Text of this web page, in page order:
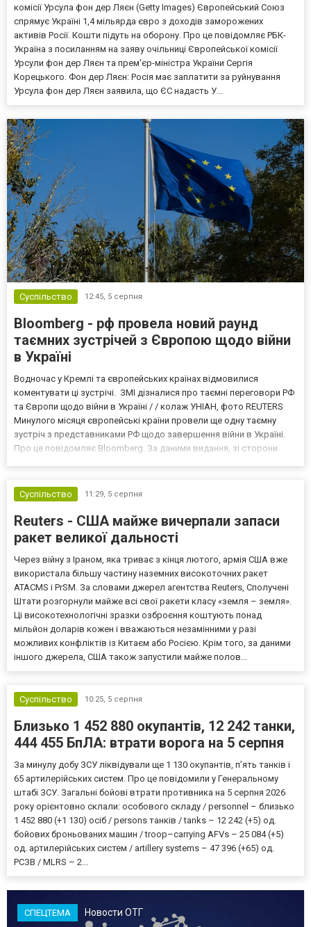
комісії Урсула фон дер Ляєн (Getty Images) Європейський Союз
спрямує Україні 1,4 мільярда євро з доходів заморожених
активів Росії. Кошти підуть на оборону. Про це повідомляє РБК-
Україна з посиланням на заяву очільниці Європейської комісії
Урсули фон дер Ляєн та прем'єр-міністра України Сергія
Корецького. Фон дер Ляєн: Росія має заплатити за руйнування
Урсула фон дер Ляєн заявила, що ЄС надасть У...
Суспільство 12:45, 5 серпня
Bloomberg - рф провела новий раунд
таємних зустрічей з Європою щодо війни
в Україні
Водночас у Кремлі та європейських країнах відмовилися
коментувати ці зустрічі. ЗМІ дізналися про таємні переговори РФ
та Європи щодо війни в Україні / / колаж УНІАН, фото REUTERS
Минулого місяця європейські країни провели ще одну таємну
зустріч з представниками РФ щодо завершення війни в Україні.
Про це повідомляє Bloomberg. За даними видання, зі сторони
Суспільство
11:29, 5 серпня
Reuters - США майже вичерпали запаси
ракет великої дальності
Через війну з Іраном, яка триває з кінця лютого, армія США вже
використала більшу частину наземних високоточних ракет
ATACMS і PrSM. За словами джерел агентства Reuters, Сполучені
Штати розгорнули майже всі свої ракети класу «земля – земля».
Ці високотехнологічні зразки озброєння коштують понад
мільйон доларів кожен і вважаються незамінними у разі
можливих конфліктів із Китаєм або Росією. Крім того, за даними
іншого джерела, США також запустили майже полов...
Суспільство 10:25, 5 серпня
Близько 1 452 880 окупантів, 12 242 танки,
444 455 БпЛА: втрати ворога на 5 серпня
За минулу добу ЗСУ ліквідували ще 1 130 окупантів, пʼять танків і
65 артилерійських систем. Про це повідомили у Генеральному
штабі ЗСУ. Загальні бойові втрати противника на 5 серпня 2026
року орієнтовно склали: особового складу / personnel – близько
1 452 880 (+1 130) осіб / persons танків / tanks – 12 242 (+5) од.
бойових броньованих машин / troop–carrying AFVs – 25 084 (+5)
од. артилерійських систем / artillery systems – 47 396 (+65) од.
РСЗВ / MLRS – 2...
СПЕЦТЕМА Новости ОТГ